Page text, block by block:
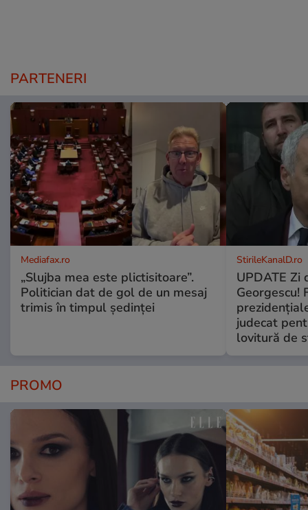
PARTENERI
Mediafax.ro
„Slujba mea este plictisitoare”.
Politician dat de gol de un mesaj
trimis în timpul ședinței
StirileKanalD.ro
UPDATE Zi
Georgescu!
judecat
lovitură de
PROMO